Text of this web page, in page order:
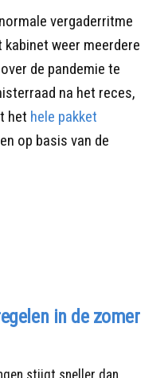
vergaderritme
weer meerdere
de pandemie te
na het reces,
het hele pakket
op basis van de
in de zomer